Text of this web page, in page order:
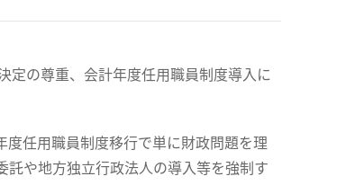
定の尊重、会計年度任用職員制度導入に
任用職員制度移行で単に財政問題を理
や地方独立行政法人の導入等を強制す